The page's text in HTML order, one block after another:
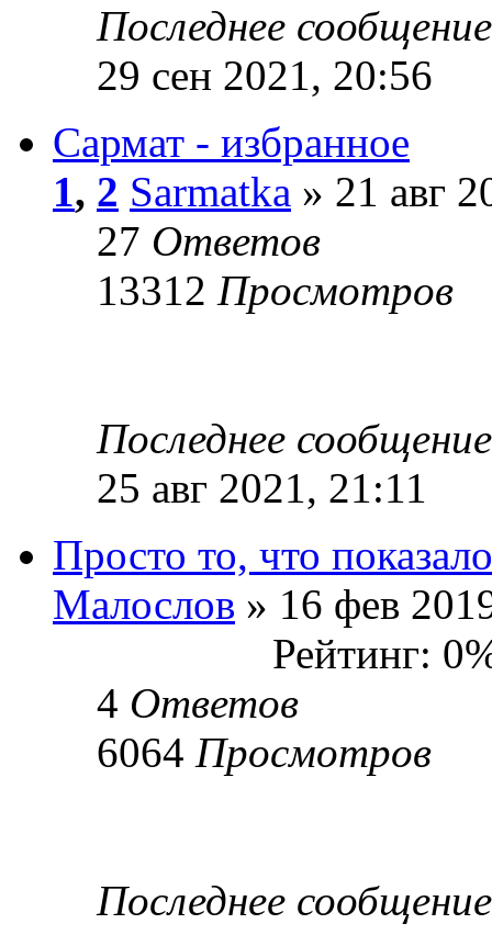
Последнее
29 сен 2021, 20:56
Сармат - избранное
1, 2 Sarmatka » 21 авг
27 Ответов
13312 Просмотров
Последнее
25 авг 2021, 21:11
Просто то, что
Малослов » 16 фев
Рейтинг:
4 Ответов
6064 Просмотров
Последнее